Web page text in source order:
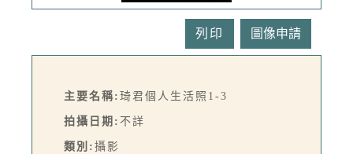
列印
主要名稱: 琦君個人生活照1-3
拍攝日期: 不詳
類別: 攝影